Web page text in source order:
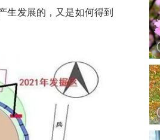
生发展的，又是如何得到